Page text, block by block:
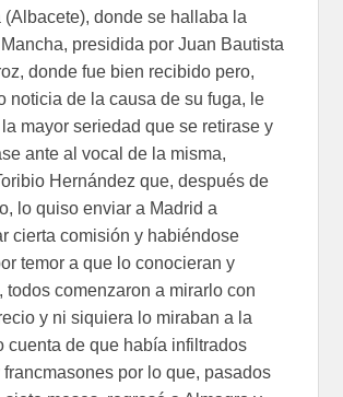
(Albacete), donde se hallaba la
presidida por Juan Bautista
donde fue bien recibido pero,
noticia de la causa de su fuga, le
mayor seriedad que se retirase y
ante al vocal de la misma,
Hernández que, después de
lo quiso enviar a Madrid a
cierta comisión y habiéndose
temor a que lo conocieran y
todos comenzaron a mirarlo con
y ni siquiera lo miraban a la
cuenta de que había infiltrados
francmasones por lo que, pasados